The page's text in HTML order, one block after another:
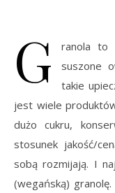
G
ranola to
suszone
takie
jest wiele
dużo cukru,
stosunek jakość/
sobą rozmijają. I
(wegańską)